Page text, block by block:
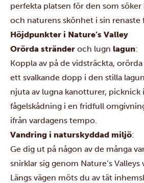
perfekta platsen för den som
och naturens skönhet i sin renaste
Höjdpunkter i Nature’s Valley
Orörda stränder och lugn lagun:
Koppla av på de vidsträckta,
ett svalkande dopp i den stilla
njuta av lugna kanotturer, picknick
fågelskådning i en fridfull
ifrån vardagens tempo.
Vandring i naturskyddad miljö:
Ge dig ut på någon av de många
snirklar sig genom Nature’s Valleys
Längs vägen möts du av tät